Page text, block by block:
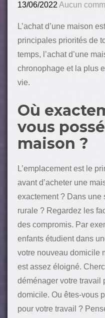
13/06/2022 Aucun
L’achat d’une maison
principales priorités de
temps, l’achat d’une
chronophage et la plus
vie.
Où
vous
maison ?
L’emplacement est le
avant d’acheter une
exactement ? Dans une
rurale ? Regardez les
des compromis. Par
enfants étudient dans
votre nouveau domicile
est assez éloigné.
déménager votre travail
domicile. Ou êtes-vous
pour votre travail ?